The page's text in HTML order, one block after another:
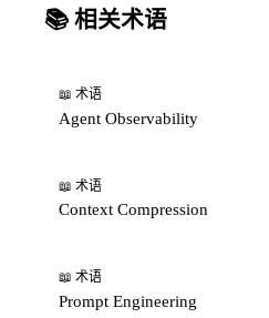
📚 相关术语
📖 术语
Agent Observability
📖 术语
Context Compression
📖 术语
Prompt Engineering